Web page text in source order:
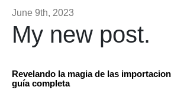
June 9th, 2023
My new post.
Revelando la magia de las
guía completa